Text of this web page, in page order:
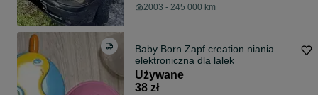
2003 - 245 000 km
Baby Born Zapf creation niania
elektroniczna dla lalek
Używane
38 zł